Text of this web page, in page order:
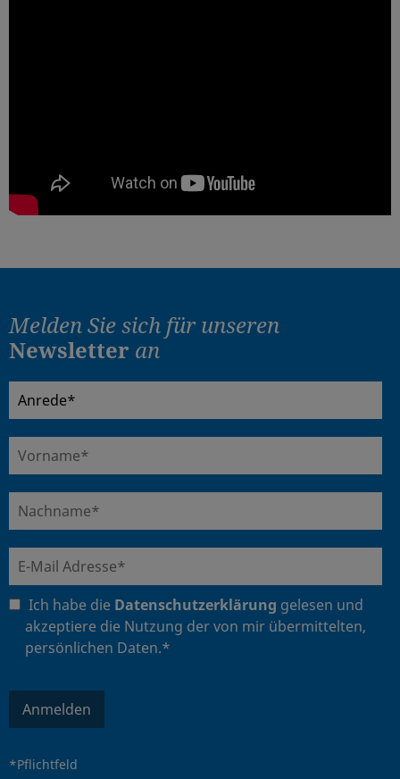
Melden Sie sich fürunseren
Newsletter an
Ich habe die Datenschutzerklärung gelesen und
akzeptiere die Nutzung der von mir übermittelten,
persönlichen Daten.*
Anmelden
*Pflichtfeld